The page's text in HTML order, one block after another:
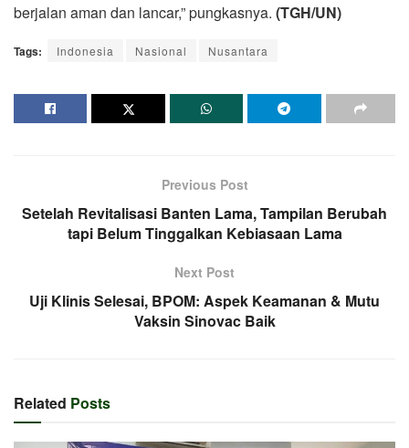
berjalan aman dan lancar,” pungkasnya. (TGH/UN)
Tags: Indonesia Nasional Nusantara
Previous Post
Setelah Revitalisasi Banten Lama, Tampilan Berubah
tapi Belum Tinggalkan Kebiasaan Lama
Next Post
Uji Klinis Selesai, BPOM: Aspek Keamanan & Mutu
Vaksin Sinovac Baik
Related Posts